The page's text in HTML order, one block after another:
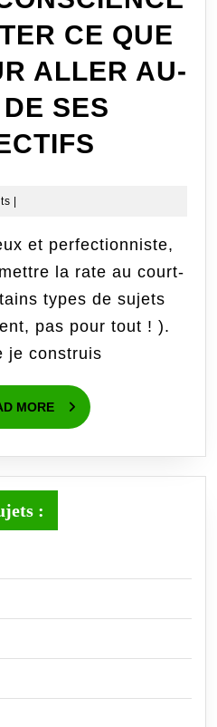
CE QUE
ALLER AU-
SES
CE
QUE
L’ON
ALLER
DE
SES
et perfectionniste,
la rate au court-
types de sujets
pas pour tout ! ).
je construis
MORE
READ
MORE
: